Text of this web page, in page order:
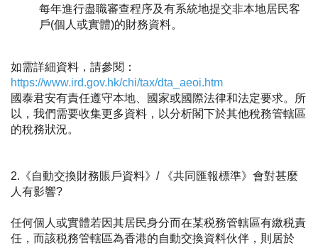
每年進行盡職審查程序及有系統地提交非本地居民客
戶(個人或實體)的財務資料。
如需詳細資料，請參閱：
https://www.ird.gov.hk/chi/tax/dta_aeoi.htm
國泰君安有責任遵守本地、國家或國際法律和法定要求。所
以，我們需要收集更多資料，以分析閣下於其他稅務管轄區
的稅務狀況。
2.《自動交換財務賬戶資料》/ 《共同匯報標準》 會對甚麼
人有影響?
任何個人或實體若因其居民身分而在某税務管轄區有繳税責
任，而該税務管轄區為香港的自動交換資料伙伴，則居於